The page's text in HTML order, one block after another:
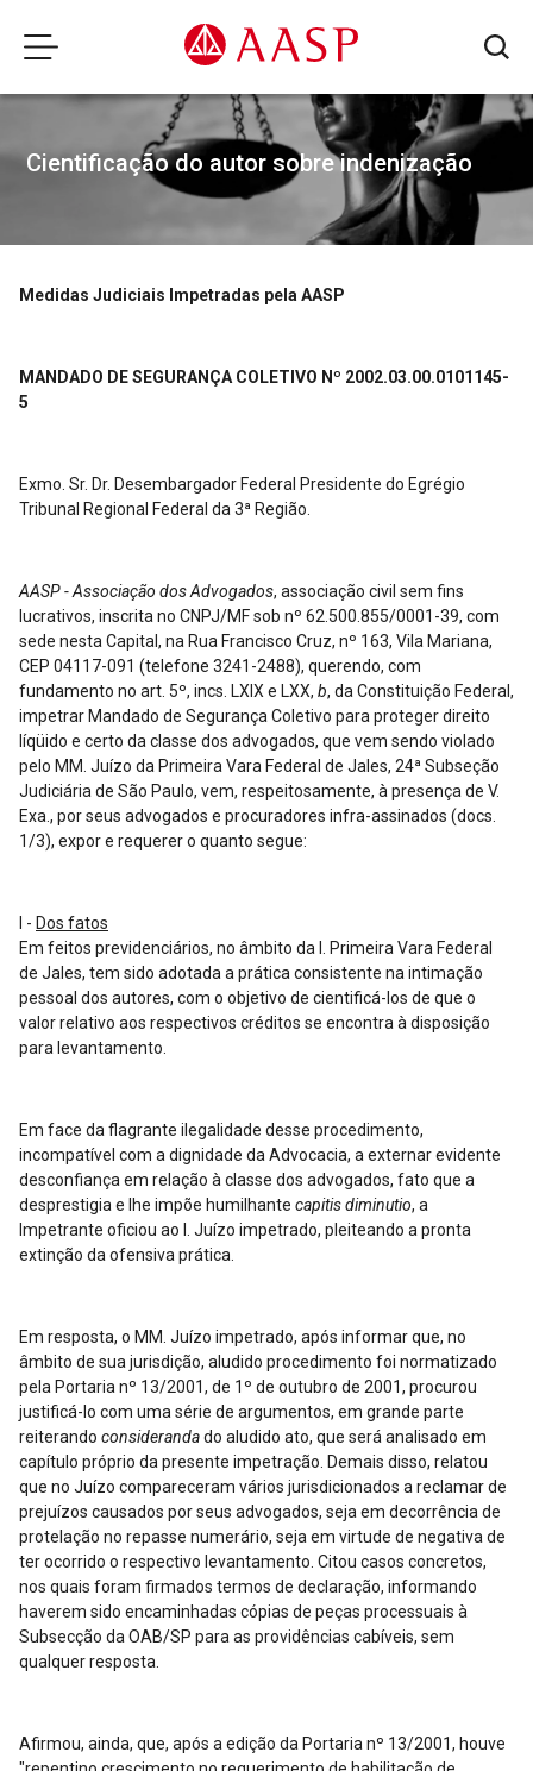
Cientificação do autor sobre indenização
Medidas Judiciais Impetradas pela AASP
MANDADO DE SEGURANÇA COLETIVO Nº 2002.03.00.0101145-
5
Exmo. Sr. Dr. Desembargador Federal Presidente do Egrégio
Tribunal Regional Federal da 3ª Região.
AASP - Associação dos Advogados, associação civil sem fins
lucrativos, inscrita no CNPJ/MF sob nº 62.500.855/0001-39, com
sede nesta Capital, na Rua Francisco Cruz, nº 163, Vila Mariana,
CEP 04117-091 (telefone 3241-2488), querendo, com
fundamento no art. 5º, incs. LXIX e LXX, b, da Constituição Federal,
impetrar Mandado de Segurança Coletivo para proteger direito
líqüido e certo da classe dos advogados, que vem sendo violado
pelo MM. Juízo da Primeira Vara Federal de Jales, 24ª Subseção
Judiciária de São Paulo, vem, respeitosamente, à presença de V.
Exa., por seus advogados e procuradores infra-assinados (docs.
1/3), expor e requerer o quanto segue:
I - Dos fatos
Em feitos previdenciários, no âmbito da I. Primeira Vara Federal
de Jales, tem sido adotada a prática consistente na intimação
pessoal dos autores, com o objetivo de cientificá-los de que o
valor relativo aos respectivos créditos se encontra à disposição
para levantamento.
Em face da flagrante ilegalidade desse procedimento,
incompatível com a dignidade da Advocacia, a externar evidente
desconfiança em relação à classe dos advogados, fato que a
desprestigia e lhe impõe humilhante capitis diminutio, a
Impetrante oficiou ao I. Juízo impetrado, pleiteando a pronta
extinção da ofensiva prática.
Em resposta, o MM. Juízo impetrado, após informar que, no
âmbito de sua jurisdição, aludido procedimento foi normatizado
pela Portaria nº 13/2001, de 1º de outubro de 2001, procurou
justificá-lo com uma série de argumentos, em grande parte
reiterando considerandado aludido ato, que será analisado em
capítulo próprio da presente impetração. Demais disso, relatou
que no Juízo compareceram vários jurisdicionados a reclamar de
prejuízos causados por seus advogados, seja em decorrência de
protelação no repasse numerário, seja em virtude de negativa de
ter ocorrido o respectivo levantamento. Citou casos concretos,
nos quais foram firmados termos de declaração, informando
haverem sido encaminhadas cópias de peças processuais à
Subsecção da OAB/SP para as providências cabíveis, sem
qualquer resposta.
Afirmou, ainda, que, após a edição da Portaria nº 13/2001, houve